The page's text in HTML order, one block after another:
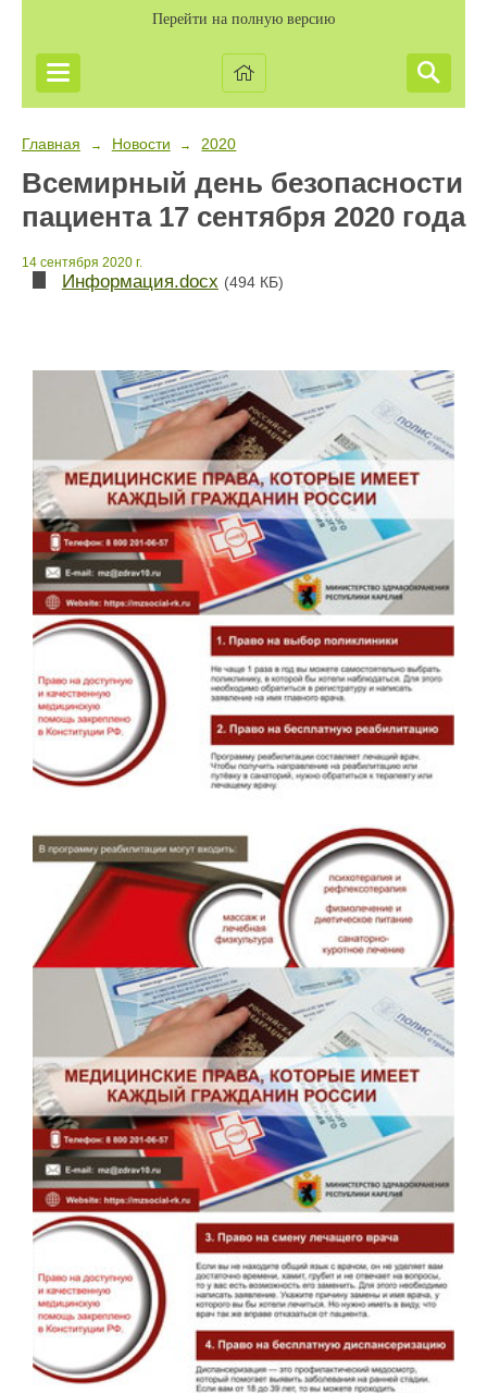
Перейти на полную версию
Главная → Новости → 2020
Всемирный день безопасности
пациента 17 сентября 2020 года
14 сентября 2020 г.
Информация.docx (494 КБ)